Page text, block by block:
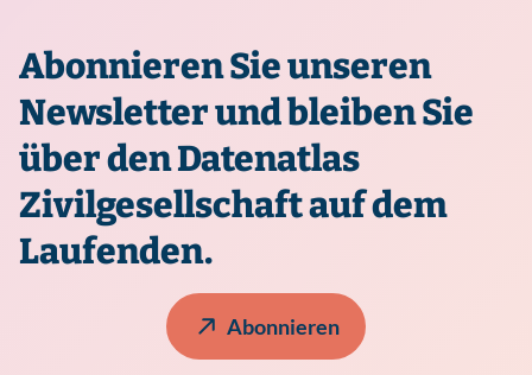
Abonnieren Sie unseren
Newsletter und bleiben Sie
über den Datenatlas
Zivilgesellschaft auf dem
Laufenden.
Abonnieren